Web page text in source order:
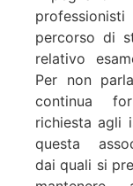
percorso di
relativo
Per non
continua
richiesta agli
questa
dai quali si